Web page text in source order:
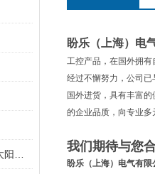
盼乐（上海）电
工控产品，在国外拥有
经过不懈努力，公司
国外进货，具有丰富
的企业品质，向专业多
我们期待与您
盼乐（上海）电气有限